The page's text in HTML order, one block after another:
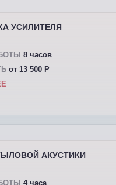
УСИЛИТЕЛЯ
8 часов
от 13 500 P
АКУСТИКИ
4 часа